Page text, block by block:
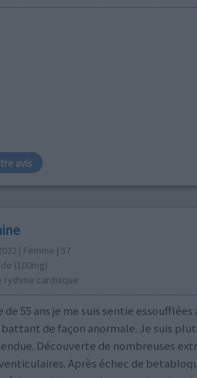
avis
| Femme | 57
(100mg)
rythme cardiaque
de 55 ans je me suis sentie essoufflées
de façon anormale. Je suis
Découverte de nombreuses
Après échec de